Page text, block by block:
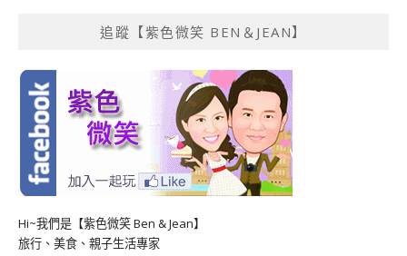
追蹤【紫色微笑 BEN＆JEAN】
Hi~我們是【紫色微笑 Ben & Jean】
旅行、美食、親子生活專家